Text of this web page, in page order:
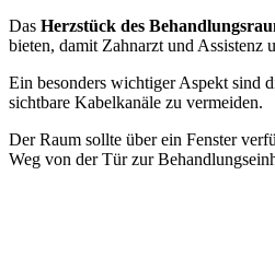
Das Herzstück des
bieten, damit Zahnarzt und
Ein besonders wichtiger Aspekt sind
sichtbare Kabelkanäle zu vermeiden.
Der Raum sollte über ein Fenster
Weg von der Tür zur